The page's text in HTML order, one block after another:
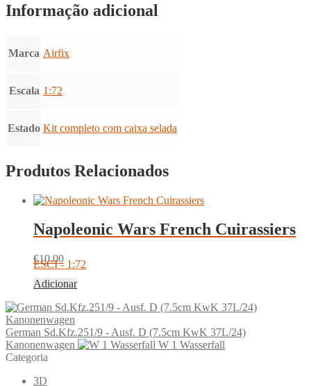
Informação adicional
Marca Airfix
Escala 1:72
Estado Kit completo com caixa selada
Produtos Relacionados
Napoleonic Wars French Cuirassiers
€10.00
ESCI - 1:72
Adicionar
German Sd.Kfz.251/9 - Ausf. D (7.5cm KwK 37L/24)
Kanonenwagen
W 1 Wasserfall
Categoria
3D